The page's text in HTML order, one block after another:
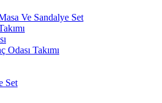
Ve Sandalye Set
Odası Takımı
Set